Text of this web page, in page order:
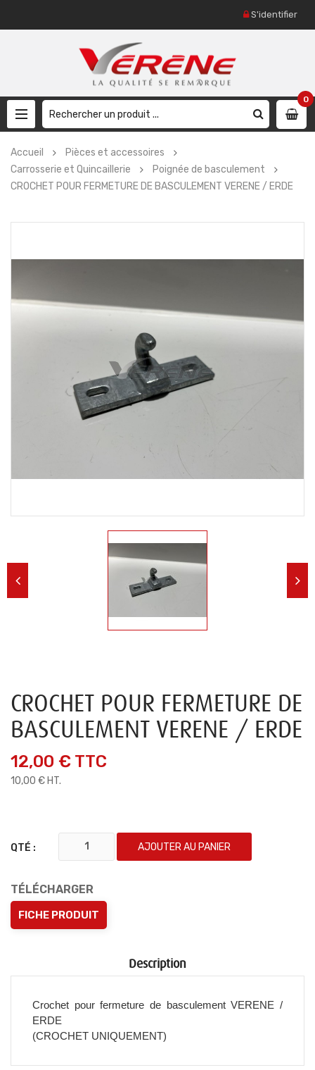
S'identifier
0
Accueil
Pièces et accessoires
Carrosserie et Quincaillerie
Poignée de basculement
CROCHET POUR FERMETURE DE BASCULEMENT VERENE / ERDE
CROCHET POUR FERMETURE DE
BASCULEMENT VERENE / ERDE
12,00 € TTC
10,00 € HT.
QTÉ : AJOUTER AU PANIER
TÉLÉCHARGER
FICHE PRODUIT
Description
Crochet pour fermeture de basculement VERENE /
ERDE
(CROCHET UNIQUEMENT)